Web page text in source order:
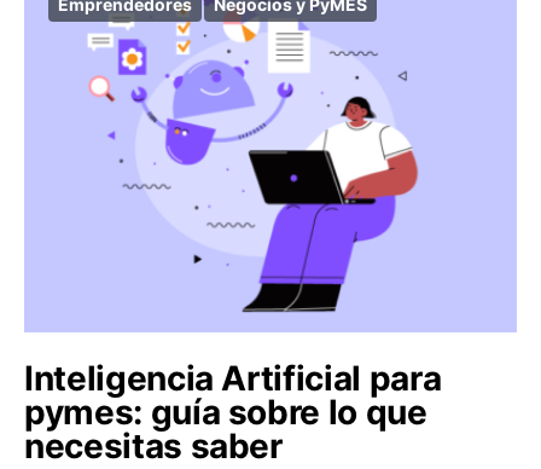
Emprendedores Negocios y PyMES
Inteligencia Artificial para
pymes: guía sobre lo que
necesitas saber